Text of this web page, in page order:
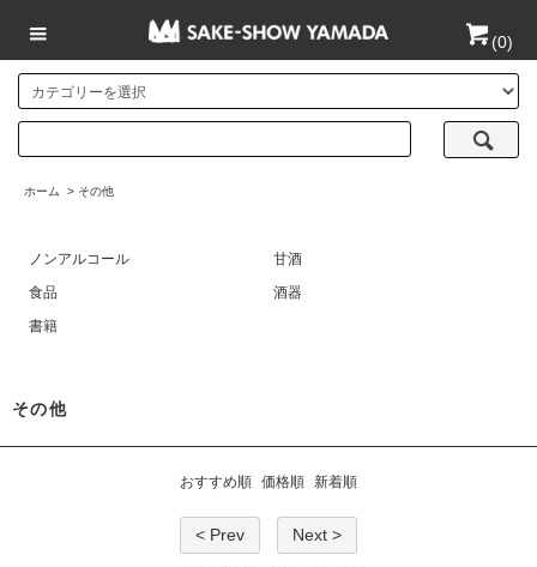
(0)
ホーム > その他
ノンアルコール
甘酒
食品
酒器
書籍
その他
おすすめ順 価格順 新着順
< Prev Next >